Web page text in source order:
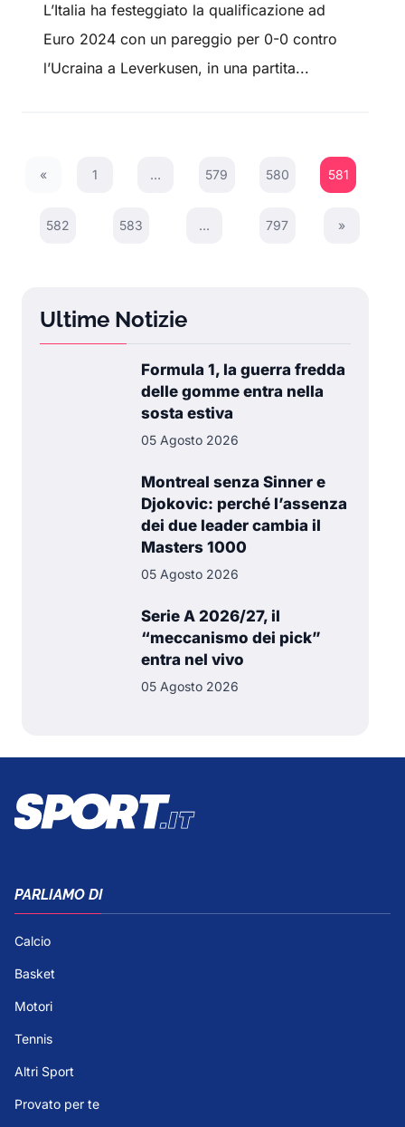
L’Italia ha festeggiato la qualificazione ad
Euro 2024 con un pareggio per 0-0 contro
l’Ucraina a Leverkusen, in una partita...
«
Previous Page
1 … 579 580 581
582 583 … 797 Next Page
»
Ultime Notizie
Formula 1, la guerra fredda
delle gomme entra nella
sosta estiva
05 Agosto 2026
Montreal senza Sinner e
Djokovic: perché l’assenza
dei due leader cambia il
Masters 1000
05 Agosto 2026
Serie A 2026/27, il
“meccanismo dei pick”
entra nel vivo
05 Agosto 2026
PARLIAMO DI
Calcio
Basket
Motori
Tennis
Altri Sport
Provato per te